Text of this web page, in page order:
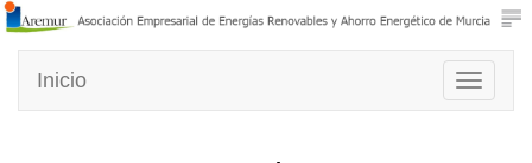
Toggle
Inicio